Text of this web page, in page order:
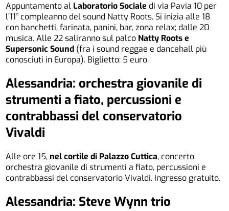
Appuntamento al Laboratorio Sociale di via Pavia 10 per
l’11° compleanno del sound Natty Roots. Si inizia alle 18
con banchetti, farinata, panini, bar, zona relax; dalle 20
musica. Alle 22 saliranno sul palco Natty Roots e
Supersonic Sound (fra i sound reggae e dancehall più
conosciuti in Europa). Biglietto: 5 euro.
Alessandria: orchestra giovanile di
strumenti a fiato, percussioni e
contrabbassi del conservatorio
Vivaldi
Alle ore 15,nel cortile di Palazzo Cuttica, concerto
orchestra giovanile di strumenti a fiato, percussioni e
contrabbassi del conservatorio Vivaldi. Ingresso gratuito.
Alessandria: Steve Wynn trio